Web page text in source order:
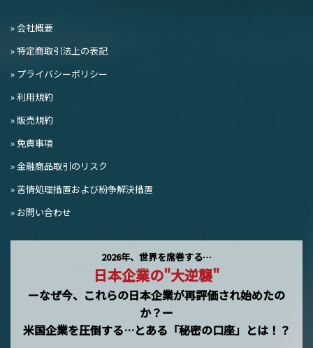
» 会社概要
» 特定商取引法上の表記
» プライバシーポリシー
» 利用規約
» 販売規約
» 免責事項
» 金融商品取引のリスク
» 苦情処理措置および紛争解決措置
» お問い合わせ
2026年、世界を席巻する…
日本企業の"大逆襲"
ーなぜ今、これらの日本企業が再評価され始めたの
か？ー
米国企業を圧倒する…とある「秘密の口座」とは！？